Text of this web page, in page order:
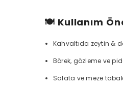
🍽️ Kullanım
Kahvaltıda zeytin &
Börek, gözleme ve
Salata ve meze